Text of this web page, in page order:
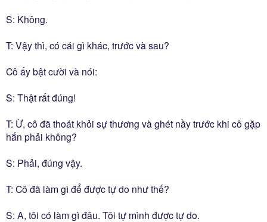
S: Không.
T: Vậy thì, có cái gì khác, trước và sau?
Cô ấy bật cười và nói:
S: Thật rất đúng!
T: Ừ, cô đã thoát khỏi sự thương và ghét nầy trước khi cô gặp
hắn phải không?
S: Phải, đúng vậy.
T: Cô đã làm gì để được tự do như thế?
S: A, tôi có làm gì đâu. Tôi tự mình được tự do.